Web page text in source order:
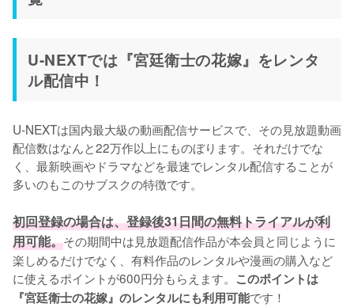
U-NEXTでは『宮廷衛士の花嫁』をレンタ
ル配信中！
U-NEXTは国内最大級の動画配信サービスで、その見放題動画
配信数はなんと22万作以上にものぼります。それだけでな
く、最新映画やドラマなどを最速でレンタル配信することが
多いのもこのサブスクの特徴です。
初回登録の場合は、登録後31日間の無料トライアルが利
用可能。その期間中は見放題配信作品が本会員と同じように
楽しめるだけでなく、有料作品のレンタルや漫画の購入など
に使えるポイントが600円分もらえます。 このポイントは
『宮廷衛士の花嫁』のレンタルにも利用可能です！